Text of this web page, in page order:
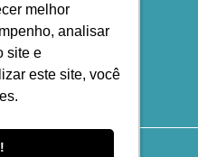
melhor
analisar
site e
este site, você
melhor
analisar
site e
este site, você